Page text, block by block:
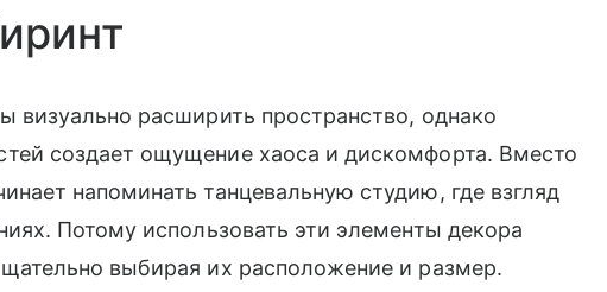
визуально расширить пространство, однако
создает ощущение хаоса и дискомфорта. Вместо
напоминать танцевальную студию, где взгляд
Потому использовать эти элементы декора
выбирая их расположение и размер.